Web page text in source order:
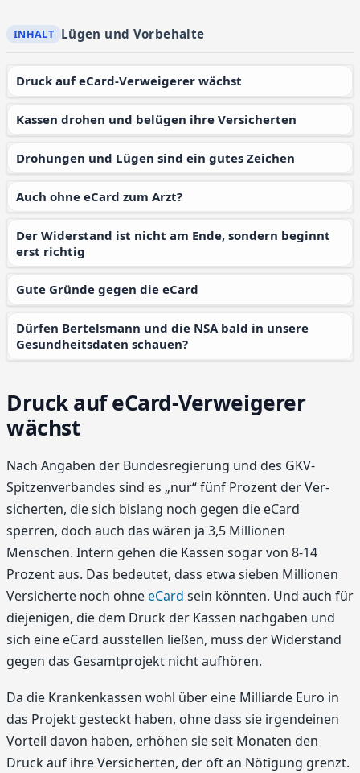
Lügen und Vorbehalte
Druck auf eCard-Verweigerer wächst
Kassen drohen und belügen ihre Versicherten
Drohungen und Lügen sind ein gutes Zeichen
Auch ohne eCard zum Arzt?
Der Widerstand ist nicht am Ende, sondern beginnt
erst richtig
Gute Gründe gegen die eCard
Dürfen Bertelsmann und die NSA bald in unsere
Gesundheitsdaten schauen?
Druck auf eCard-Verweigerer
wächst
Nach Angaben der Bundesregierung und des GKV-
Spitzenverbandes sind es „nur“ fünf Prozent der Ver­
sicherten, die sich bislang noch gegen die eCard
sperren, doch auch das wären ja 3,5 Millionen
Menschen. Intern gehen die Kassen sogar von 8-14
Prozent aus. Das bedeutet, dass etwa sieben Millionen
Versicherte noch ohneeCard sein könnten. Und auch für
diejenigen, die dem Druck der Kassen nachgaben und
sich eine eCard ausstellen ließen, muss der Widerstand
gegen das Gesamtprojekt nicht aufhören.
Da die Krankenkassen wohl über eine Milliarde Euro in
das Projekt gesteckt haben, ohne dass sie irgendeinen
Vorteil davon haben, erhöhen sie seit Monaten den
Druck auf ihre Versicherten, der oft an Nötigung grenzt.